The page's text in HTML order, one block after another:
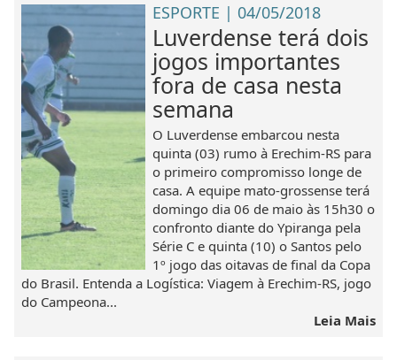
ESPORTE | 04/05/2018
Luverdense terá dois
jogos importantes
fora de casa nesta
semana
O Luverdense embarcou nesta
quinta (03) rumo à Erechim-RS para
o primeiro compromisso longe de
casa. A equipe mato-grossense terá
domingo dia 06 de maio às 15h30 o
confronto diante do Ypiranga pela
Série C e quinta (10) o Santos pelo
1º jogo das oitavas de final da Copa
do Brasil. Entenda a Logística: Viagem à Erechim-RS, jogo
do Campeona...
Leia Mais